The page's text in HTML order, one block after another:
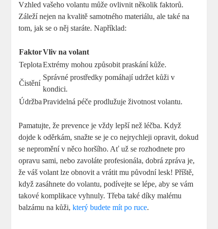
Vzhled vašeho volantu může ovlivnit několik faktorů.
Záleží nejen na kvalitě samotného materiálu, ale také na
tom, jak se o něj staráte. Například:
FaktorVliv na volant
Teplota Extrémy mohou způsobit praskání kůže.
Čistění
Správné prostředky pomáhají udržet kůži v
kondici.
Údržba Pravidelná péče prodlužuje životnost volantu.
Pamatujte, že prevence je vždy lepší než léčba. Když
dojde k oděrkám, snažte se je co nejrychleji opravit, dokud
se nepromění v něco horšího. Ať už se rozhodnete pro
opravu sami, nebo zavoláte profesionála, dobrá zpráva je,
že váš volant lze obnovit a vrátit mu původní lesk! Příště,
když zasáhnete do volantu, podívejte se lépe, aby se vám
takové komplikace vyhnuly. Třeba také díky malému
balzámu na kůži,který budete mít po ruce.